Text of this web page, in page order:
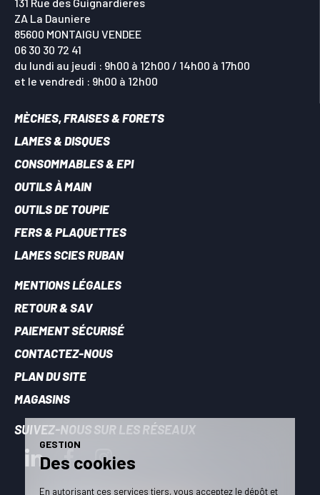
ZA La Dauniere
85600 MONTAIGU VENDEE
06 30 30 72 41
du lundi au jeudi : 9h00 à 12h00 / 14h00 à 17h00
et le vendredi : 9h00 à 12h00
MÈCHES, FRAISES & FORETS
LAMES & DISQUES
CONSOMMABLES & EPI
OUTILS À MAIN
OUTILS DE TOUPIE
FERS & PLAQUETTES
LAMES SCIES RUBAN
MENTIONS LÉGALES
RETOUR & SAV
PAIEMENT SÉCURISÉ
CONTACTEZ-NOUS
PLAN DU SITE
MAGASINS
SUIVEZ-NOUS SUR LES RÉSEAUX
GESTION
Des cookies
En autorisant ces services tiers, vous acceptez le dépôt et